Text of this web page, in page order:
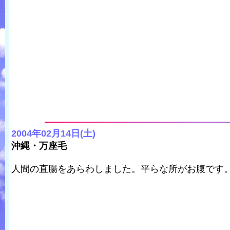
2004年02月14日(土)
沖縄・万座毛
人間の直腸をあらわしました。平らな所がお腹です